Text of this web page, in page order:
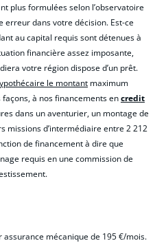
plus formulées selon l’observatoire
erreur dans votre décision. Est-ce
au capital requis sont détenues à
financière assez imposante,
votre région dispose d’un prêt.
le montant maximum
à nos financements encredit
dans un aventurier, un montage de
missions d’intermédiaire entre 2 212
de financement à dire que
requis en une commission de
mécanique de 195 €/mois.